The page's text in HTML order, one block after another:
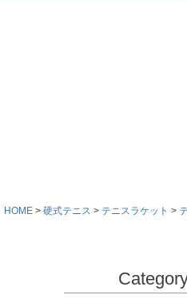
HOME 硬式テニス テニスラケット